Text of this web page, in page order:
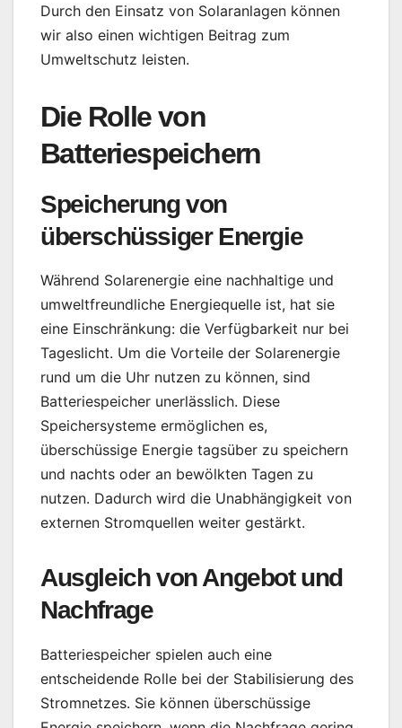
Durch den Einsatz von Solaranlagen können
wir also einen wichtigen Beitrag zum
Umweltschutz leisten.
Die Rolle von
Batteriespeichern
Speicherung von
überschüssiger Energie
Während Solarenergie eine nachhaltige und
umweltfreundliche Energiequelle ist, hat sie
eine Einschränkung: die Verfügbarkeit nur bei
Tageslicht. Um die Vorteile der Solarenergie
rund um die Uhr nutzen zu können, sind
Batteriespeicher unerlässlich. Diese
Speichersysteme ermöglichen es,
überschüssige Energie tagsüber zu speichern
und nachts oder an bewölkten Tagen zu
nutzen. Dadurch wird die Unabhängigkeit von
externen Stromquellen weiter gestärkt.
Ausgleich von Angebot und
Nachfrage
Batteriespeicher spielen auch eine
entscheidende Rolle bei der Stabilisierung des
Stromnetzes. Sie können überschüssige